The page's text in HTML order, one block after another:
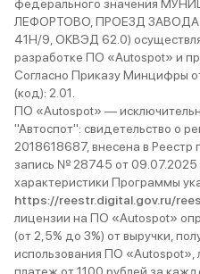
федерального значения
ЛЕФОРТОВО, ПРОЕЗД
41Н/9, ОКВЭД 62.0)
разработке ПО «Autospot» и
Согласно Приказу Минцифры
(код): 2.01.
ПО «Autospot» —
"Автоспот": свидетельство о
2018618687, внесена в
запись № 28745 от 09.07.2025
характеристики Программы
https://reestr.digital.gov.ru/
лицензии на ПО «Autospot»
(от 2,5% до 3%) от выручки,
использования ПО «Autospot»,